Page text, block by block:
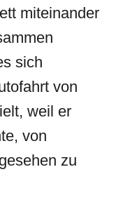
miteinander
sich
von
weil er
von
zu